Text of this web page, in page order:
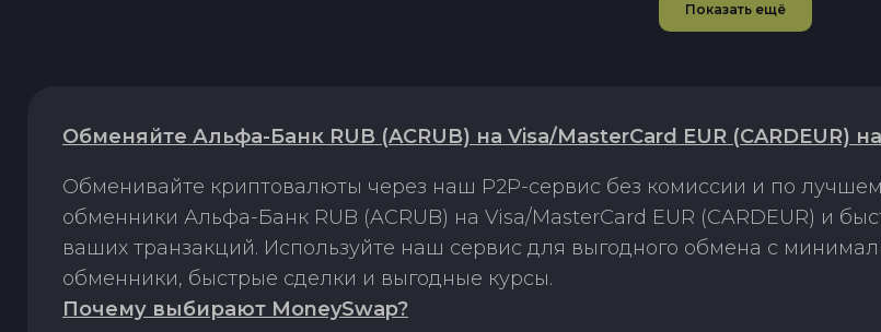
Показать ещё
Обменяйте Альфа-Банк RUB (ACRUB) на Visa/MasterCard EUR (CARDEUR)
Обменивайте криптовалюты через наш P2P-сервис без комиссии и по
обменники Альфа-Банк RUB (ACRUB) на Visa/MasterCard EUR (CARDEUR) и
ваших транзакций. Используйте наш сервис для выгодного обмена с
обменники, быстрые сделки и выгодные курсы.
Почему выбирают MoneySwap?